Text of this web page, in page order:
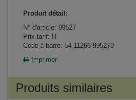
Produit détail:
N° d'article: 99527
Prix tarif: H
Code à barre: 54 11266 995279
Imprimer
Produits similaires